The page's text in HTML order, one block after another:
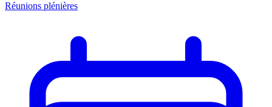
Réunions plénières